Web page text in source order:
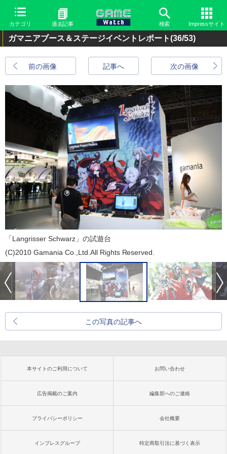
カテゴリ 過去記事 検索 Impressサイト
ガマニアブース＆ステージイベントレポート(36/53)
前の画像 次の画像
記事へ
「Langrisser Schwarz」の試遊台
(C)2010 Gamania Co.,Ltd.All Rights Reserved.
この写真の記事へ
本サイトのご利用について お問い合わせ
広告掲載のご案内 編集部へのご連絡
プライバシーポリシー 会社概要
インプレスグループ 特定商取引法に基づく表示